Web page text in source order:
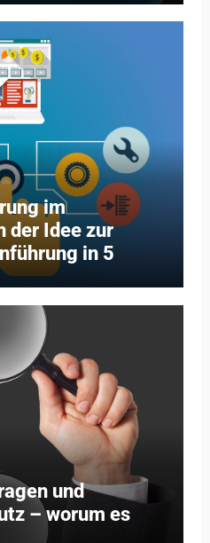
im
der Idee zur
in 5
und
– worum es